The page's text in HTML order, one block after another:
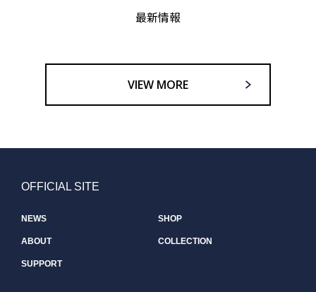
最新情報
VIEW MORE
OFFICIAL SITE
NEWS SHOP
ABOUT COLLECTION
SUPPORT